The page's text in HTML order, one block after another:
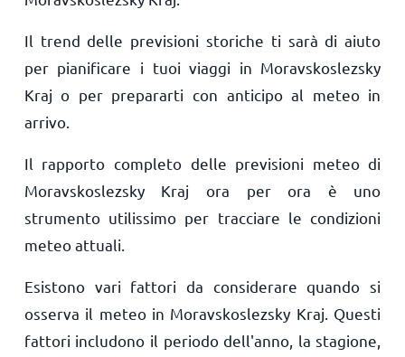
Il trend delle previsioni storiche ti sarà di aiuto
per pianificare i tuoi viaggi in Moravskoslezsky
Kraj o per prepararti con anticipo al meteo in
arrivo.
Il rapporto completo delle previsioni meteo di
Moravskoslezsky Kraj ora per ora è uno
strumento utilissimo per tracciare le condizioni
meteo attuali.
Esistono vari fattori da considerare quando si
osserva il meteo in Moravskoslezsky Kraj. Questi
fattori includono il periodo dell'anno, la stagione,